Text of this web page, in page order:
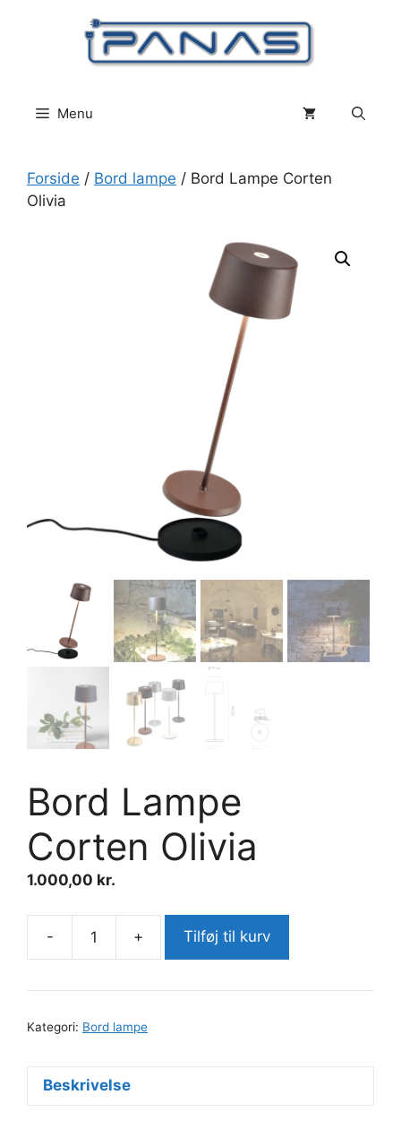
Menu
Forside / Bord lampe / Bord Lampe Corten
Olivia
Bord Lampe
Corten Olivia
1.000,00 kr.
-
Bord
Corten
+ Tilføj til kurv
Kategori: Bord lampe
Beskrivelse